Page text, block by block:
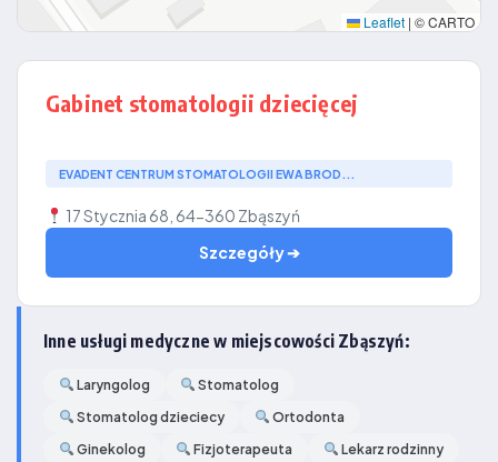
Leaflet | © CARTO
Gabinet stomatologii dziecięcej
EVADENT CENTRUM STOMATOLOGII EWA BROD...
17 Stycznia 68, 64-360 Zbąszyń
Szczegóły ➔
Inne usługi medyczne w miejscowości Zbąszyń:
Laryngolog
Stomatolog
Stomatolog dzieciecy
Ortodonta
Ginekolog
Fizjoterapeuta
Lekarz rodzinny